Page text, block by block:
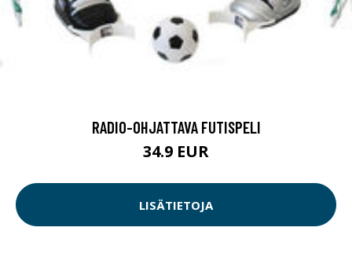
RADIO-OHJATTAVA FUTISPELI
34.9 EUR
LISÄTIETOJA